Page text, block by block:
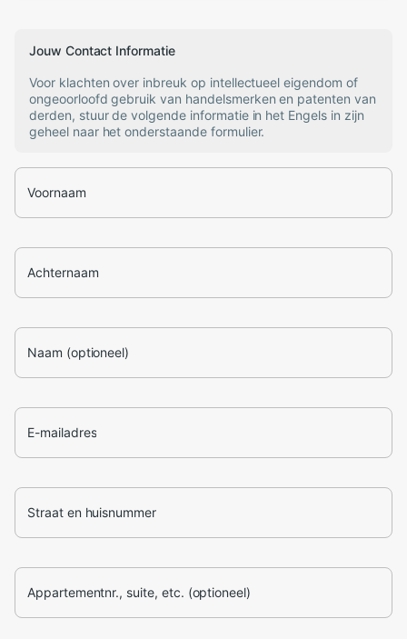
Jouw Contact Informatie
Voor klachten over inbreuk op intellectueel eigendom of
ongeoorloofd gebruik van handelsmerken en patenten van
derden, stuur de volgende informatie in het Engels in zijn
geheel naar het onderstaande formulier.
Voornaam
Achternaam
Naam (optioneel)
E-mailadres
Straat en huisnummer
Appartementnr., suite, etc. (optioneel)